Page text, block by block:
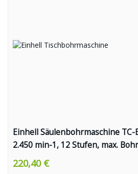
Einhell Säulenbohrmaschine TC-
2.450 min-1, 12 Stufen, max.
Zahnkranzfutter 1,5-16 mm,
Tiefenanschlag, neig-/drehbarer
220,40 €